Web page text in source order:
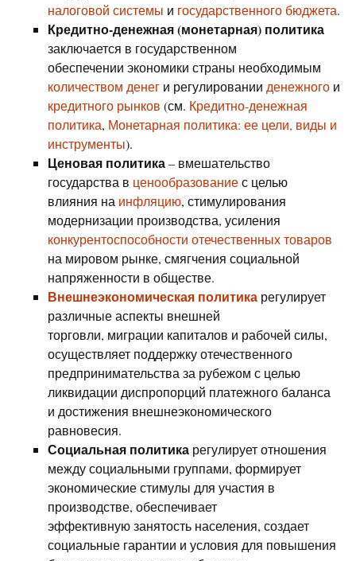
налоговой системы и государственного бюджета.
Кредитно-денежная (монетарная) политика
заключается в государственном
обеспечении экономики страны необходимым
количеством денег и регулировании денежного и
кредитного рынков (см. Кредитно-денежная
политика, Монетарная политика: ее цели, виды и
инструменты).
Ценовая политика– вмешательство
государства в ценообразованиес целью
влияния на инфляцию, стимулирования
модернизации производства, усиления
конкурентоспособности отечественных товаров
на мировом рынке, смягчения социальной
напряженности в обществе.
Внешнеэкономическая политика регулирует
различные аспекты внешней
торговли, миграции капиталов и рабочей силы,
осуществляет поддержку отечественного
предпринимательства за рубежом с целью
ликвидации диспропорций платежного баланса
и достижения внешнеэкономического
равновесия.
Социальная политика регулирует отношения
между социальными группами, формирует
экономические стимулы для участия в
производстве, обеспечивает
эффективную занятость населения, создает
социальные гарантии и условия для повышения